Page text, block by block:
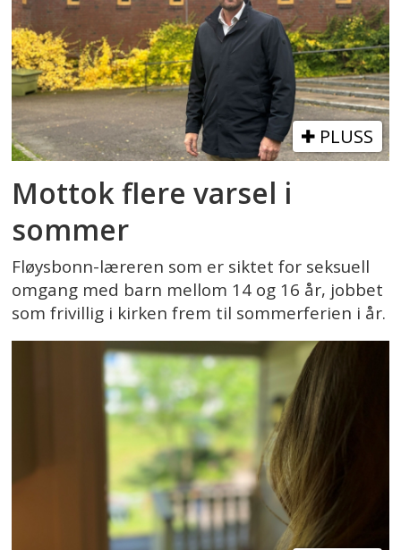
PLUSS
Mottok flere varsel i
sommer
Fløysbonn-læreren som er siktet for seksuell
omgang med barn mellom 14 og 16 år, jobbet
som frivillig i kirken frem til sommerferien i år.